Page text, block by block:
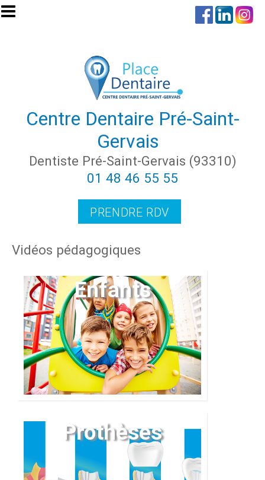
Aller au contenu principal
Centre Dentaire Pré-Saint-
Gervais
Dentiste Pré-Saint-Gervais (93310)
01 48 46 55 55
PRENDRE RDV
Vidéos pédagogiques
Enfants
Prothèses